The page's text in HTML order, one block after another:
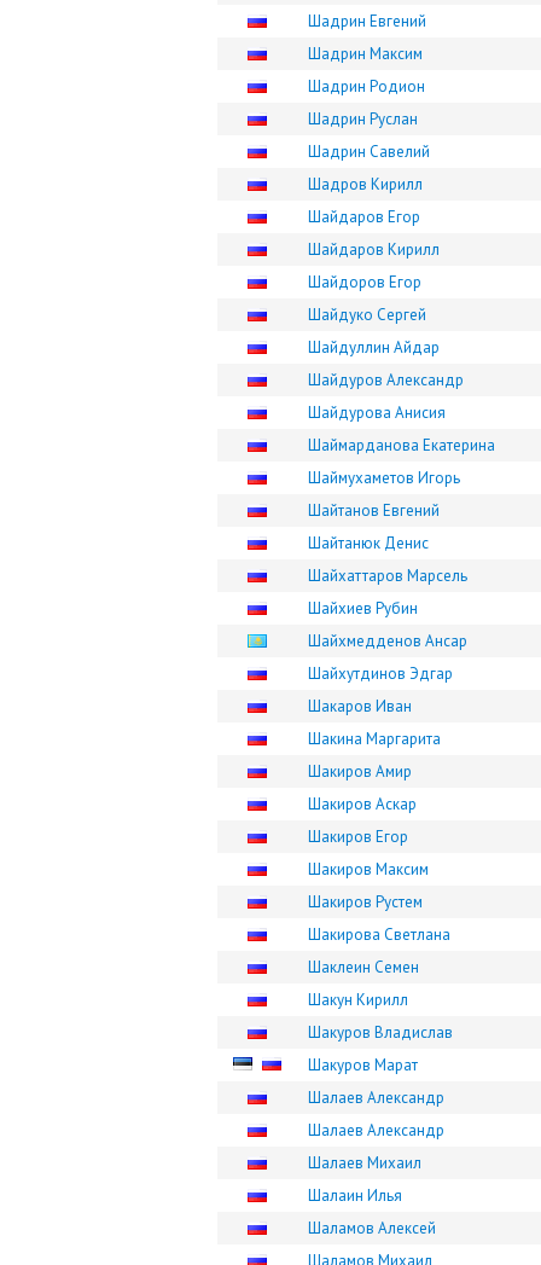
Шадрин Евгений
Шадрин Максим
Шадрин Родион
Шадрин Руслан
Шадрин Савелий
Шадров Кирилл
Шайдаров Егор
Шайдаров Кирилл
Шайдоров Егор
Шайдуко Сергей
Шайдуллин Айдар
Шайдуров Александр
Шайдурова Анисия
Шаймарданова Екатерина
Шаймухаметов Игорь
Шайтанов Евгений
Шайтанюк Денис
Шайхаттаров Марсель
Шайхиев Рубин
Шайхмедденов Ансар
Шайхутдинов Эдгар
Шакаров Иван
Шакина Маргарита
Шакиров Амир
Шакиров Аскар
Шакиров Егор
Шакиров Максим
Шакиров Рустем
Шакирова Светлана
Шаклеин Семен
Шакун Кирилл
Шакуров Владислав
Шакуров Марат
Шалаев Александр
Шалаев Александр
Шалаев Михаил
Шалаин Илья
Шаламов Алексей
Шаламов Михаил